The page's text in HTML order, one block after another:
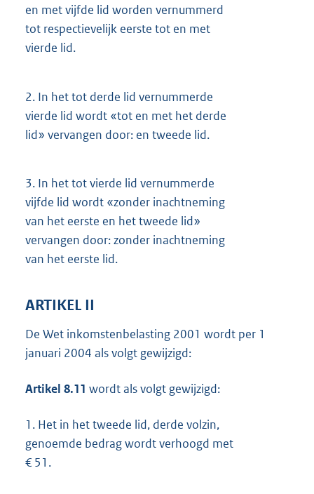
en met vijfde lid worden vernummerd
tot respectievelijk eerste tot en met
vierde lid.
2. In het tot derde lid vernummerde
vierde lid wordt «tot en met het derde
lid» vervangen door: en tweede lid.
3. In het tot vierde lid vernummerde
vijfde lid wordt «zonder inachtneming
van het eerste en het tweede lid»
vervangen door: zonder inachtneming
van het eerste lid.
ARTIKEL II
De Wet inkomstenbelasting 2001 wordt per 1
januari 2004 als volgt gewijzigd:
Artikel 8.11 wordt als volgt gewijzigd:
1. Het in het tweede lid, derde volzin,
genoemde bedrag wordt verhoogd met
€ 51.